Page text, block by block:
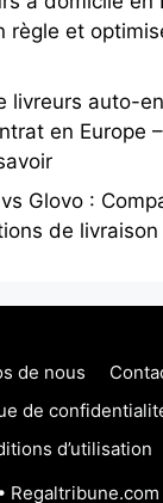
règle et
livreurs auto-
en Europe
Glovo :
de livraison
de nous
de
d’utilisation